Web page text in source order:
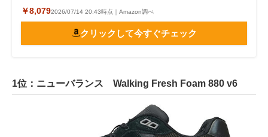
￥8,0792026/07/14 20:43時点｜Amazon調べ
クリックして今すぐチェック
1位：ニューバランス Walking Fresh Foam 880 v6